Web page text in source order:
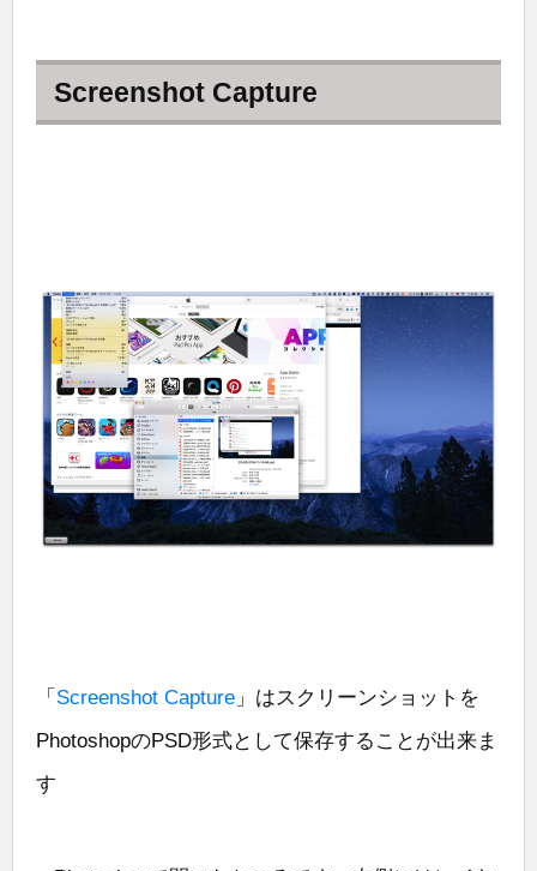
Screenshot Capture
「 Screenshot Capture 」はスクリーンショットを
PhotoshopのPSD形式として保存することが出来ま
す